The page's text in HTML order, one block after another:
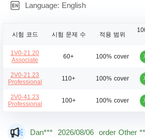
Language: English
시험 코드 시험 문제 수 적용 범위
1V0-21.20
Associate
60+ 100% cover
2V0-21.23
Professional
110+ 100% cover
2V0-41.23
Professional
100+ 100% cover
Dan*** 2026/08/06 order Other